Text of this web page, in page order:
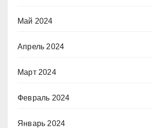
Май 2024
Апрель 2024
Март 2024
Февраль 2024
Январь 2024